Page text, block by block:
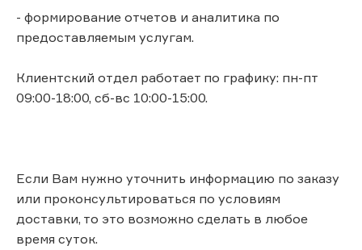
- формирование отчетов и аналитика по
предоставляемым услугам.
Клиентский отдел работает по графику: пн-пт
09:00-18:00, сб-вс 10:00-15:00.
Если Вам нужно уточнить информацию по заказу
или проконсультироваться по условиям
доставки, то это возможно сделать в любое
время суток.